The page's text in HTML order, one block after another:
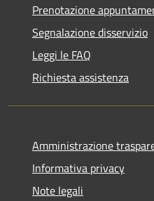
Prenotazione
Segnalazione disservizio
Leggi le FAQ
Richiesta assistenza
Amministrazione
Informativa privacy
Note legali